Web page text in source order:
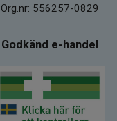
Org.nr: 556257-0829
Godkänd e-handel